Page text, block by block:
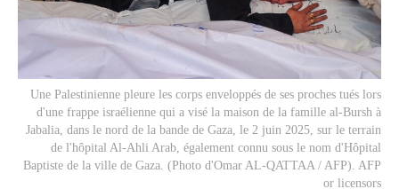
Une Palestinienne pleure les corps enveloppés de ses proches tués lors
d'une frappe israélienne qui a visé la maison de la famille al-Bursh à
Jabalia, dans le nord de la bande de Gaza, le 2 juin 2025, sur le terrain
de l'hôpital Al-Ahli Arab, également connu sous le nom d'Hôpital
Baptiste de la ville de Gaza. (Photo d'Omar AL-QATTAA / AFP). AFP
or licensors